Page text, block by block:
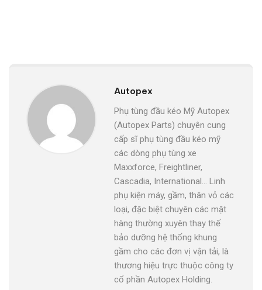
Autopex
Phụ tùng đầu kéo Mỹ Autopex
(Autopex Parts) chuyên cung
cấp sĩ phụ tùng đầu kéo mỹ
các dòng phụ tùng xe
Maxxforce, Freightliner,
Cascadia, International... Linh
phụ kiện máy, gầm, thân vỏ các
loại, đặc biệt chuyên các mặt
hàng thường xuyên thay thế
bảo dưỡng hệ thống khung
gầm cho các đơn vị vận tải, là
thương hiệu trực thuộc công ty
cổ phần Autopex Holding.